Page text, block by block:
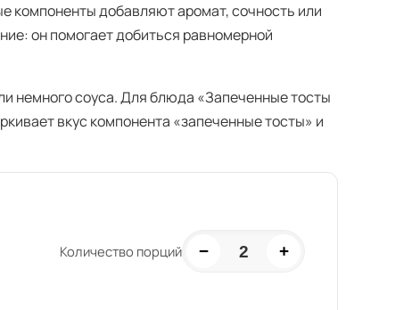
компоненты добавляют аромат, сочность или
он помогает добиться равномерной
немного соуса. Для блюда «Запеченные тосты
вкус компонента «запеченные тосты» и
Количество порций − 2 +